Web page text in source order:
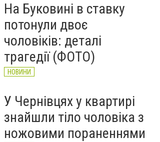
На Буковині в ставку
потонули двоє
чоловіків: деталі
трагедії (ФОТО)
НОВИНИ
У Чернівцях у квартирі
знайшли тіло чоловіка з
ножовими пораненнями